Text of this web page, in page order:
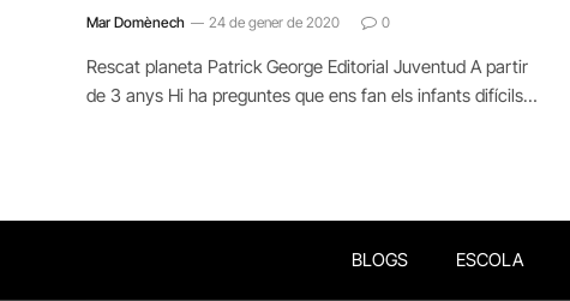
Mar Domènech 24 de gener de 2020 0
Rescat planeta Patrick George Editorial Juventud A partir
de 3 anys Hi ha preguntes que ens fan els infants difícils…
BLOGS ESCOLA